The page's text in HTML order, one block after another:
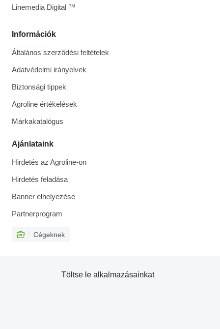
Információk
Általános szerződési feltételek
Adatvédelmi irányelvek
Biztonsági tippek
Agroline értékelések
Márkakatalógus
Ajánlataink
Hirdetés az Agroline-on
Hirdetés feladása
Banner elhelyezése
Partnerprogram
Cégeknek
Linemedia Digital ™
Töltse le alkalmazásainkat